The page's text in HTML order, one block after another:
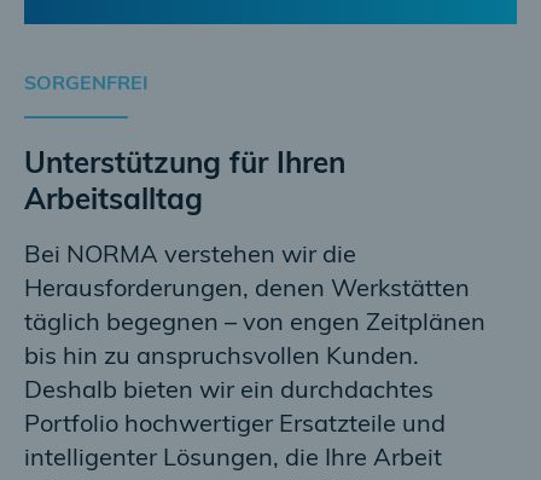
SORGENFREI
Unterstützung für Ihren
Arbeitsalltag
Bei NORMA verstehen wir die
Herausforderungen, denen Werkstätten
täglich begegnen – von engen Zeitplänen
bis hin zu anspruchsvollen Kunden.
Deshalb bieten wir ein durchdachtes
Portfolio hochwertiger Ersatzteile und
intelligenter Lösungen, die Ihre Arbeit